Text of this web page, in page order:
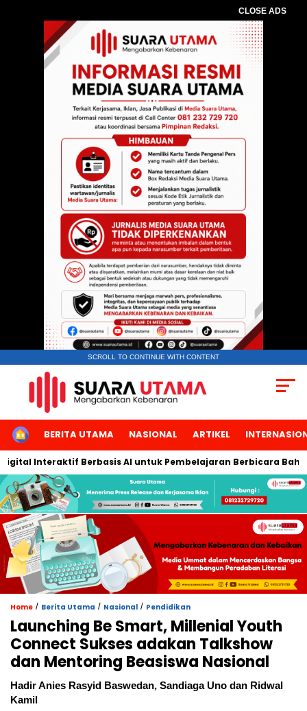
CLOSE ADS
SCROLL TO CONTINUE WITH CONTENT
HOMEBERITA UTAMA NASIONAL ARTIKEL
Berbasis AI untuk Pembelajaran Berbicara Bahasa Arab
Home / Berita Utama / Nasional / Pendidikan
Launching Be Smart, Millenial Youth
Connect Sukses adakan Talkshow
dan Mentoring Beasiswa Nasional
Hadir Anies Rasyid Baswedan, Sandiaga Uno dan Ridwal
Kamil